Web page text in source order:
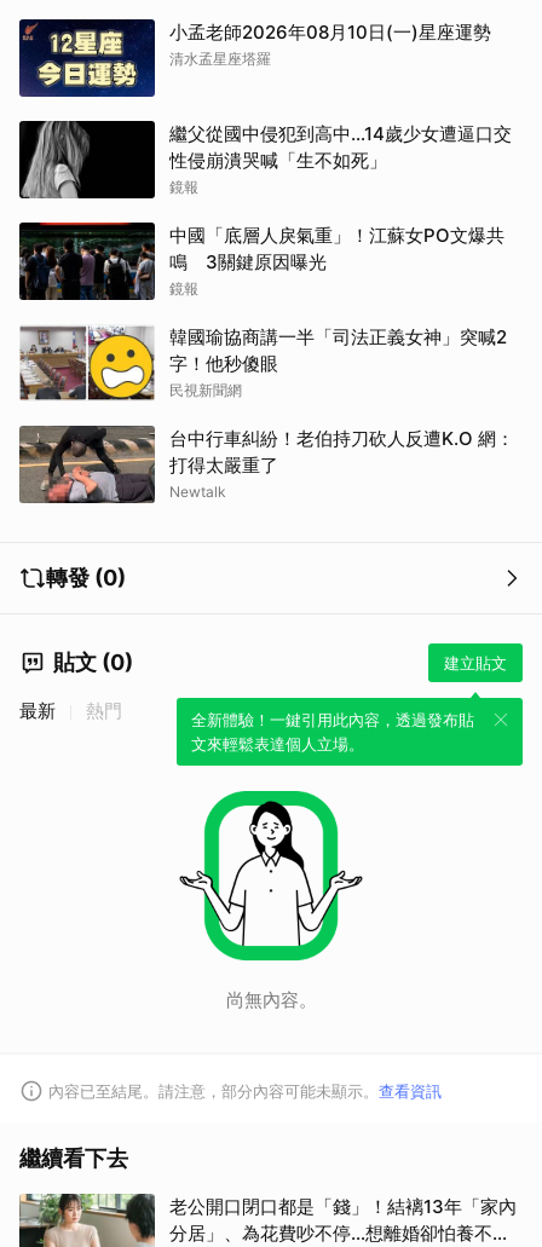
小孟老師2026年08月10日(一)星座運勢
清水孟星座塔羅
繼父從國中侵犯到高中…14歲少女遭逼口交
性侵崩潰哭喊「生不如死」
鏡報
中國「底層人戾氣重」！江蘇女PO文爆共
鳴 3關鍵原因曝光
鏡報
韓國瑜協商講一半「司法正義女神」突喊2
字！他秒傻眼
民視新聞網
台中行車糾紛！老伯持刀砍人反遭K.O 網：
打得太嚴重了
Newtalk
轉發 (0)
貼文 (0) 建立貼文
全新體驗！一鍵引用此內容，透過發布貼
文來輕鬆表達個人立場。
最新 熱門
尚無內容。
內容已至結尾。請注意，部分內容可能未顯示。 查看資訊
繼續看下去
老公開口閉口都是「錢」！結褵13年「家內
分居」、為花費吵不停…想離婚卻怕養不活